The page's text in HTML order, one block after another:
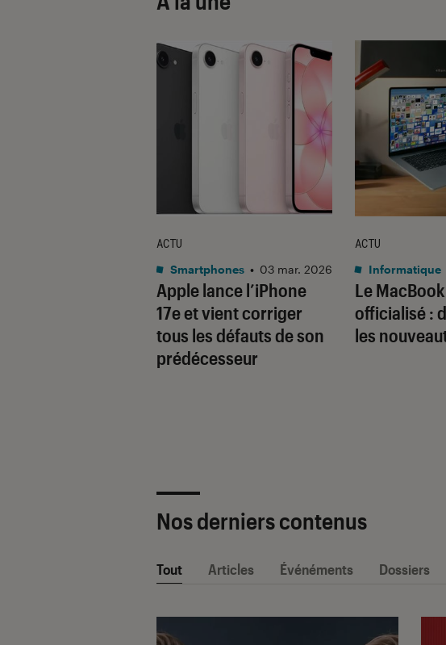
Apple lance l’iPhone
17e et vient corriger
tous les défauts de son
prédécesseur
ACTU
Smartphones • 03 mar. 2026
Le
officialisé :
les
ACTU
Informatique
Nos derniers contenus
Tout Articles Événéments Dossiers